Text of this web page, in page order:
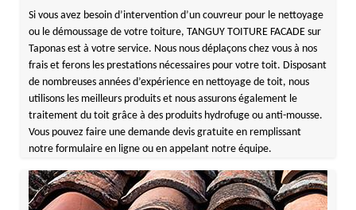
Si vous avez besoin d’intervention d’un couvreur pour le nettoyage
ou le démoussage de votre toiture, TANGUY TOITURE FACADE sur
Taponas est à votre service. Nous nous déplaçons chez vous à nos
frais et ferons les prestations nécessaires pour votre toit. Disposant
de nombreuses années d’expérience en nettoyage de toit, nous
utilisons les meilleurs produits et nous assurons également le
traitement du toit grâce à des produits hydrofuge ou anti-mousse.
Vous pouvez faire une demande devis gratuite en remplissant
notre formulaire en ligne ou en appelant notre équipe.